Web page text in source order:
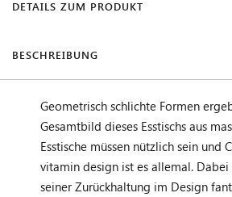
DETAILS ZUM PRODUKT
BESCHREIBUNG
Geometrisch schlichte Formen
Gesamtbild dieses Esstischs aus
Esstische müssen nützlich sein und
vitamin design ist es allemal.
seiner Zurückhaltung im Design